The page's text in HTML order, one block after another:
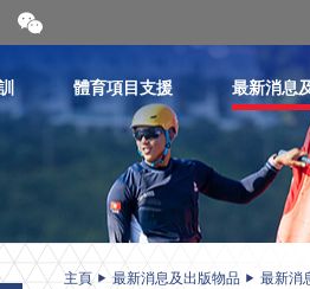
開
合
二
維
體育項目支援 最新消息
主頁 最新消息及出版物品 最新消